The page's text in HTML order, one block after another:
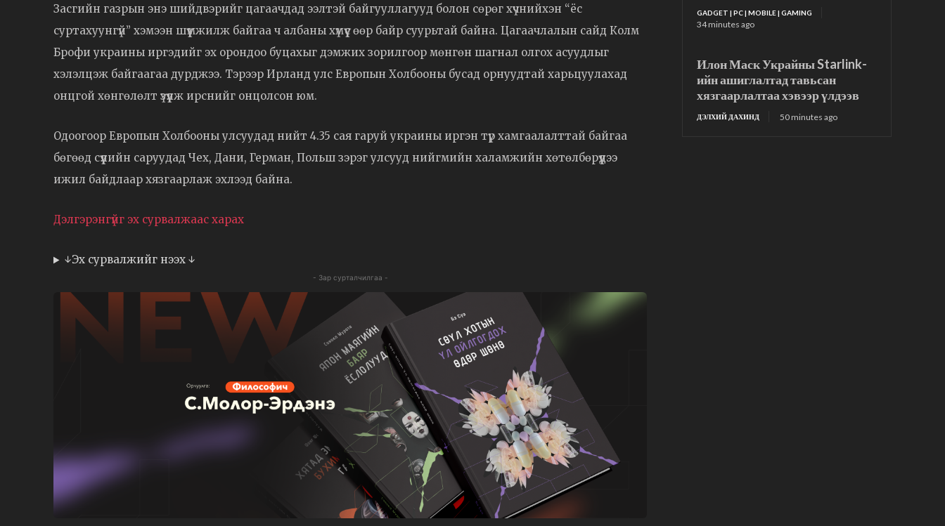
Засгийн газрын энэ шийдвэрийг цагаачдад ээлтэй байгууллагууд болон сөрөг хүчнийхэн “ёс
суртахуунгүй” хэмээн шүүмжилж байгаа ч албаны хүмүүс өөр байр суурьтай байна. Цагаачлалын сайд Колм
Брофи украины иргэдийг эх орондоо буцахыг дэмжих зорилгоор мөнгөн шагнал олгох асуудлыг
хэлэлцэж байгаагаа дурджээ. Тэрээр Ирланд улс Европын Холбооны бусад орнуудтай харьцуулахад
онцгой хөнгөлөлт үзүүлж ирснийг онцолсон юм.
Одоогоор Европын Холбооны улсуудад нийт 4.35 сая гаруй украины иргэн түр хамгаалалттай байгаа
бөгөөд сүүлийн саруудад Чех, Дани, Герман, Польш зэрэг улсууд нийгмийн халамжийн хөтөлбөрүүдээ
ижил байдлаар хязгаарлаж эхлээд байна.
Дэлгэрэнгүйг эх сурвалжаас харах
↓Эх сурвалжийг нээх ↓
- Зар сурталчилгаа -
GADGET | PC | MOBILE | GAMING
34 minutes ago
Илон Маск Украйны Starlink-
ийн ашиглалтад тавьсан
хязгаарлалтаа хэвээр үлдээв
ДЭЛХИЙ ДАХИНД 50 minutes ago